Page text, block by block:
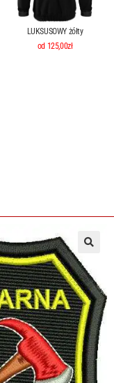
LUKSUSOWY żółty
od 125,00zł